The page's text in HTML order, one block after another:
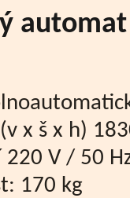
x š x h)
220 V / 50
170 kg